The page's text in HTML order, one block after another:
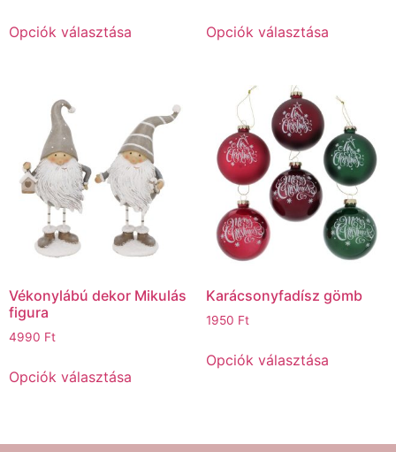
Opciók választása Opciók választása
Vékonylábú dekor Mikulás
figura
4990 Ft
Opciók választása
Karácsonyfadísz gömb
1950 Ft
Opciók választása